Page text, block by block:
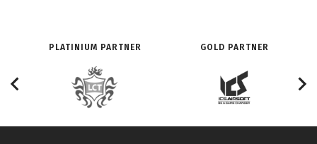
PLATINIUM PARTNER GOLD PARTNER